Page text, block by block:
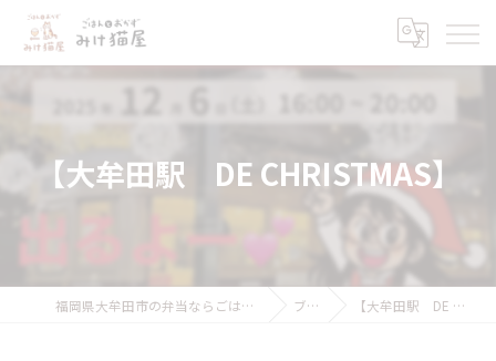
【大牟田駅 DE CHRISTMAS】
福岡県大牟田市の弁当ならごはんとおかず みけ猫屋 ブログ 【大牟田駅 DE CHRISTMAS】